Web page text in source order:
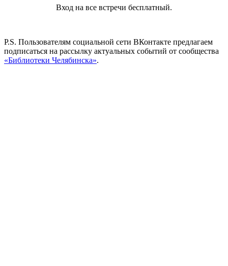
Вход на все встречи бесплатный.
P.S. Пользователям социальной сети ВКонтакте предлагаем
подписаться на рассылку актуальных событий от сообщества
«Библиотеки Челябинска».